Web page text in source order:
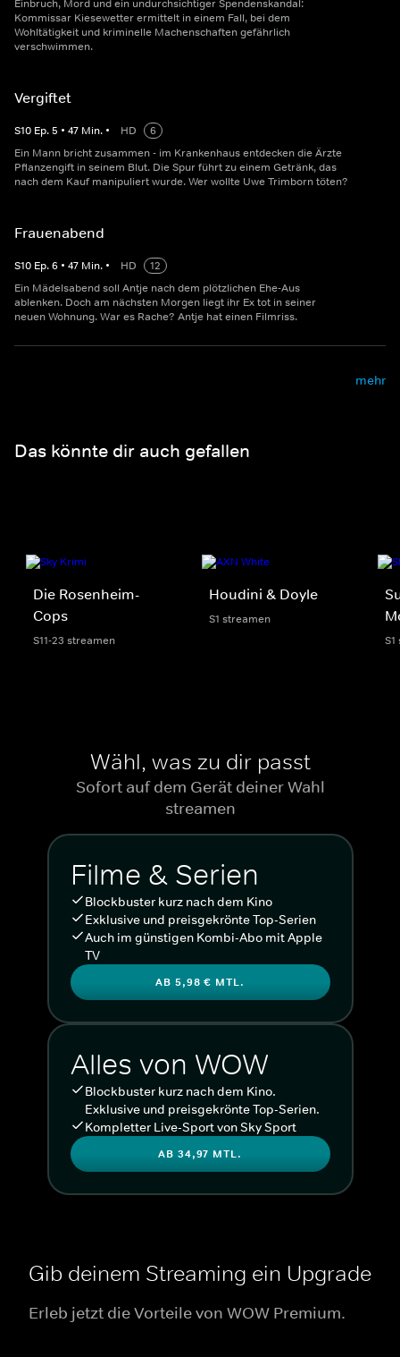
Einbruch, Mord und ein undurchsichtiger Spendenskandal:
Kommissar Kiesewetter ermittelt in einem Fall, bei dem
Wohltätigkeit und kriminelle Machenschaften gefährlich
verschwimmen.
Vergiftet
S10 Ep.5 • 47 Min. • HD
6
Ein Mann bricht zusammen - im Krankenhaus entdecken die Ärzte
Pflanzengift in seinem Blut. Die Spur führt zu einem Getränk, das
nach dem Kauf manipuliert wurde. Wer wollte Uwe Trimborn töten?
Frauenabend
S10 Ep.6 • 47 Min. • HD
12
Ein Mädelsabend soll Antje nach dem plötzlichen Ehe-Aus
ablenken. Doch am nächsten Morgen liegt ihr Ex tot in seiner
neuen Wohnung. War es Rache? Antje hat einen Filmriss.
mehr
Das könnte dir auch gefallen
Die Rosenheim-
Cops
S11-23 streamen
Houdini & Doyle
S1 streamen
Wähl, was zu dir passt
Sofort auf dem Gerät deiner Wahl
streamen
Filme & Serien
Blockbuster kurz nach dem Kino
Exklusive und preisgekrönte Top-Serien
Auch im günstigen Kombi-Abo mit Apple
TV
AB 5,98 € MTL.
Alles von WOW
Blockbuster kurz nach dem Kino.
Exklusive und preisgekrönte Top-Serien.
Kompletter Live-Sport von Sky Sport
AB 34,97 MTL.
Gib deinem Streaming ein Upgrade
Erleb jetzt die Vorteile von WOW Premium.